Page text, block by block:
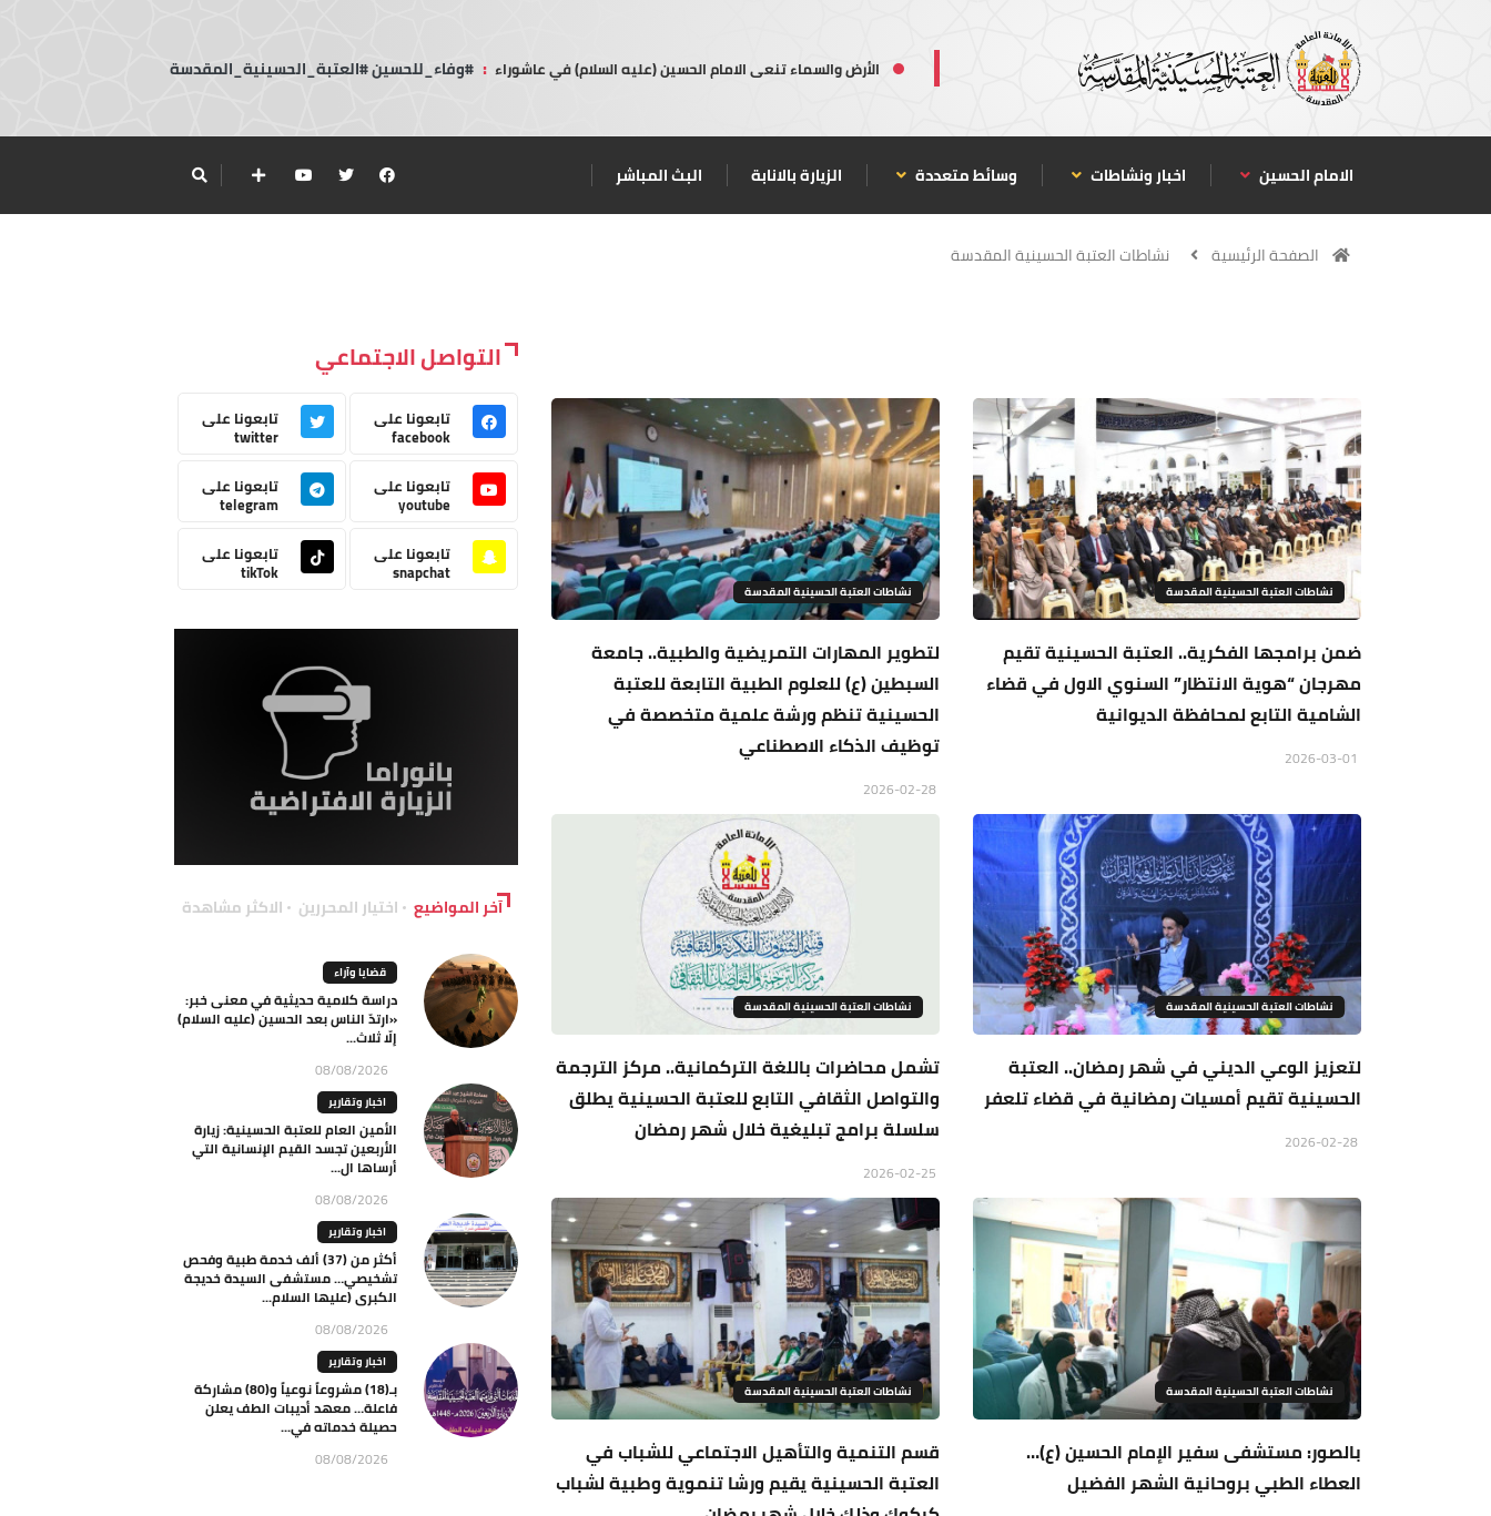
الأرض والسماء تنعى الامام الحسين (عليه السلام) في عاشوراء : #وفاء_للحسين #العتبة_الحسينية_المقدسة
الامام الحسين اخبار ونشاطات وسائط متعددة الزيارة بالانابة البث المباشر
الصفحة الرئيسية نشاطات العتبة الحسينية المقدسة
نشاطات العتبة الحسينية المقدسة
ضمن برامجها الفكرية.. العتبة الحسينية تقيم
مهرجان “هوية الانتظار” السنوي الاول في قضاء
الشامية التابع لمحافظة الديوانية
نشاطات العتبة الحسينية المقدسة
لتطوير المهارات التمريضية والطبية.. جامعة
السبطين (ع) للعلوم الطبية التابعة للعتبة
الحسينية تنظم ورشة علمية متخصصة في
توظيف الذكاء الاصطناعي
نشاطات العتبة الحسينية المقدسة
لتعزيز الوعي الديني في شهر رمضان.. العتبة
الحسينية تقيم أمسيات رمضانية في قضاء تلعفر
نشاطات العتبة الحسينية المقدسة
تشمل محاضرات باللغة التركمانية.. مركز الترجمة
والتواصل الثقافي التابع للعتبة الحسينية يطلق
سلسلة برامج تبليغية خلال شهر رمضان
نشاطات العتبة الحسينية المقدسة
بالصور: مستشفى سفير الإمام الحسين (ع)…
العطاء الطبي بروحانية الشهر الفضيل
نشاطات العتبة الحسينية المقدسة
قسم التنمية والتأهيل الاجتماعي للشباب في
العتبة الحسينية يقيم ورشا تنموية وطبية لشباب
التواصل الاجتماعي
تابعونا على
facebook
تابعونا على
twitter
تابعونا على
youtube
تابعونا على
telegram
تابعونا على
snapchat
تابعونا على
tikTok
آخر المواضيع اختيار المحررين الاكثر مشاهدة
قضايا وآراء
دراسة كلامية حديثية في معنى خبر:
«ارتدّ الناس بعد الحسين (عليه السلام)
إلّا ثلاث...
08/08/2026
اخبار وتقارير
الأمين العام للعتبة الحسينية: زيارة
الأربعين تجسد القيم الإنسانية التي
أرساها ال...
08/08/2026
اخبار وتقارير
أكثر من (37) ألف خدمة طبية وفحص
تشخيصي… مستشفى السيدة خديجة
الكبرى (عليها السلام...
08/08/2026
اخبار وتقارير
بـ(18) مشروعاً نوعياً و(80) مشاركة
فاعلة… معهد أديبات الطف يعلن
حصيلة خدماته في...
08/08/2026